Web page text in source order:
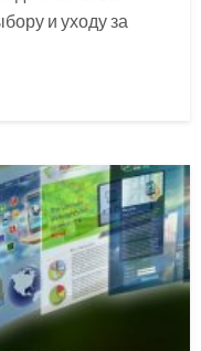
и уходу за